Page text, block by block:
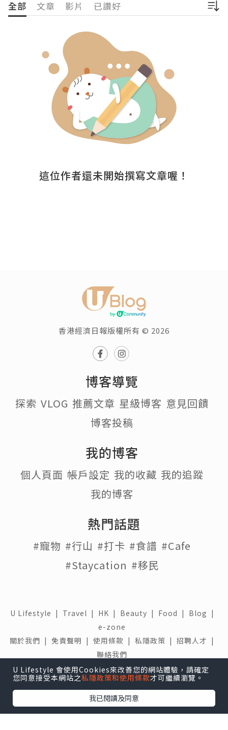
U Lifestyle 會使用Cookies來改善您的網站體驗，請確定
您同意接受本網站之私隱政策和使用條款才可繼續瀏覽。
我已閱讀及同意
全部 文章 影片 已讚好
這位作者還未開始撰寫文章喔！
香港經濟日報版權所有 © 2026
博客導覽
探索 VLOG 推薦文章 星級博客 意見回饋
博客投稿
我的博客
個人頁面 帳戶設定 我的收藏 我的追蹤
我的博客
熱門話題
#寵物 #行山 #打卡 #食譜 #Cafe
#Staycation #移民
U Lifestyle | Travel | HK | Beauty | Food | Blog |
e-zone
關於我們 | 免責聲明 | 使用條款 | 私隱政策 | 招聘人才 |
聯絡我們
下載 U Lifestyle應用程式